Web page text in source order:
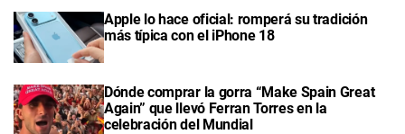
Apple lo hace oficial: romperá su tradición
más típica con el iPhone 18
Dónde comprar la gorra “Make Spain Great
Again” que llevó Ferran Torres en la
celebración del Mundial